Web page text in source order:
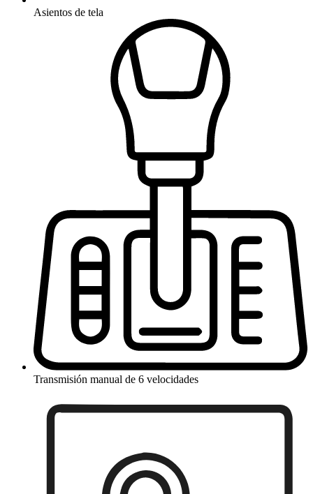
Asientos de tela
Transmisión manual de 6 velocidades